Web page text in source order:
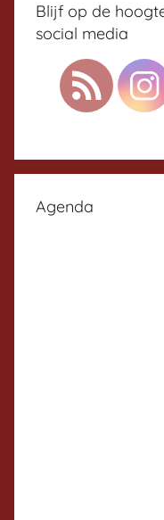
Blijf op de
social media
Agenda